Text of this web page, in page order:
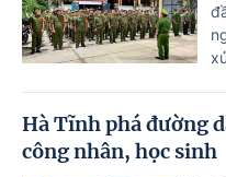
Hà Tĩnh phá đường
công nhân, học sinh